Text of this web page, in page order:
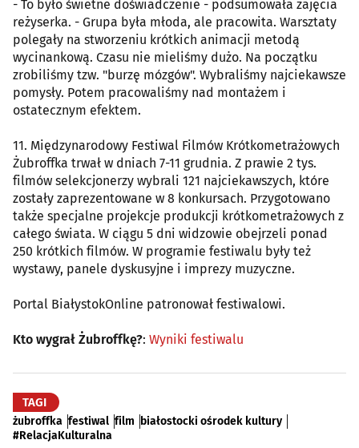
- To było świetne doświadczenie - podsumowała zajęcia
reżyserka. - Grupa była młoda, ale pracowita. Warsztaty
polegały na stworzeniu krótkich animacji metodą
wycinankową. Czasu nie mieliśmy dużo. Na początku
zrobiliśmy tzw. "burzę mózgów". Wybraliśmy najciekawsze
pomysły. Potem pracowaliśmy nad montażem i
ostatecznym efektem.
11. Międzynarodowy Festiwal Filmów Krótkometrażowych
Żubroffka trwał w dniach 7-11 grudnia. Z prawie 2 tys.
filmów selekcjonerzy wybrali 121 najciekawszych, które
zostały zaprezentowane w 8 konkursach. Przygotowano
także specjalne projekcje produkcji krótkometrażowych z
całego świata. W ciągu 5 dni widzowie obejrzeli ponad
250 krótkich filmów. W programie festiwalu były też
wystawy, panele dyskusyjne i imprezy muzyczne.
Portal BiałystokOnline patronował festiwalowi.
Kto wygrał Żubroffkę?: Wyniki festiwalu
TAGI
żubroffka festiwal film białostocki ośrodek kultury
#RelacjaKulturalna